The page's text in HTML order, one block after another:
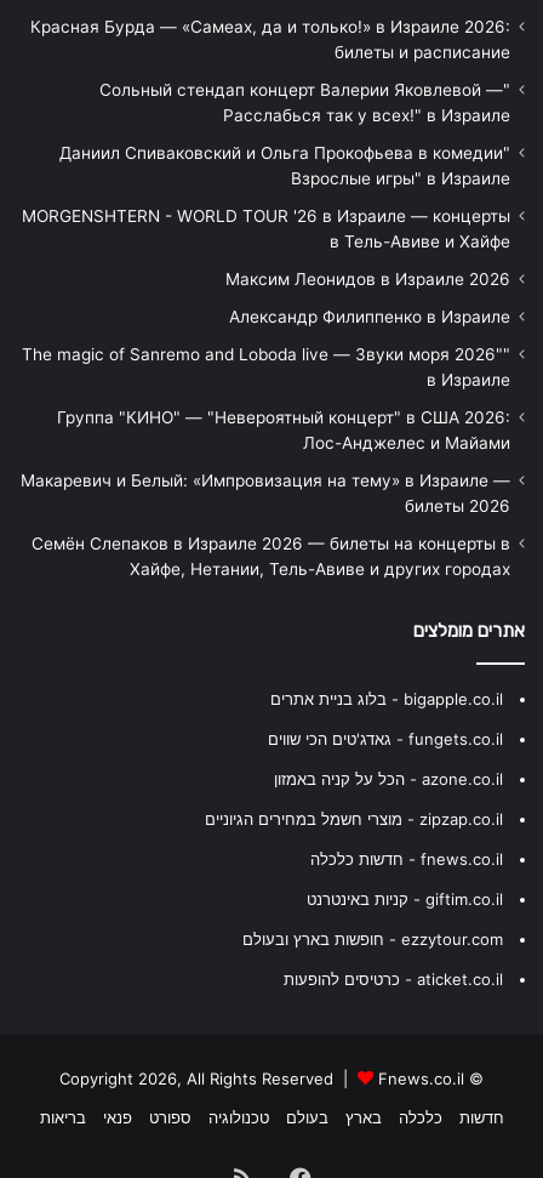
Красная Бурда — «Самеах, да и только!» в Израиле 2026:
билеты и расписание
"Сольный стендап концерт Валерии Яковлевой —
Расслабься так у всех!" в Израиле
"Даниил Спиваковский и Ольга Прокофьева в комедии
Взрослые игры" в Израиле
MORGENSHTERN - WORLD TOUR '26 в Израиле — концерты
в Тель-Авиве и Хайфе
Максим Леонидов в Израиле 2026
Александр Филиппенко в Израиле
"The magic of Sanremo and Loboda live — Звуки моря 2026"
в Израиле
Группа "КИНО" — "Невероятный концерт" в США 2026:
Лос-Анджелес и Майами
Макаревич и Белый: «Импровизация на тему» в Израиле —
билеты 2026
Семён Слепаков в Израиле 2026 — билеты на концерты в
Хайфе, Нетании, Тель-Авиве и других городах
אתרים מומלצים
bigapple.co.il - בלוג בניית אתרים
fungets.co.il - גאדג'טים הכי שווים
azone.co.il - הכל על קניה באמזון
zipzap.co.il - מוצרי חשמל במחירים הגיוניים
fnews.co.il - חדשות כלכלה
giftim.co.il - קניות באינטרנט
ezzytour.com - חופשות בארץ ובעולם
aticket.co.il - כרטיסים להופעות
© Copyright 2026, All Rights Reserved |
Fnews.co.il
חדשות
כלכלה בארץ בעולם טכנולוגיה ספורט פנאי בריאות